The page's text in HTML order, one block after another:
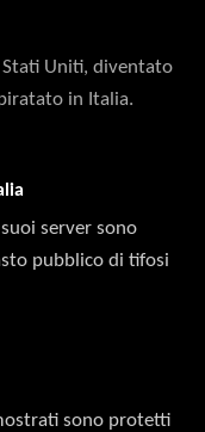
Uniti, diventato
in Italia.
server sono
pubblico di tifosi
sono protetti